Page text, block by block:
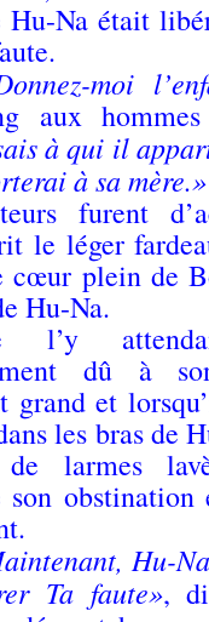
Hu-Na était
moi
aux hommes
à qui il
à sa mère.»
furent
le léger
cœur plein de
Hu-Na.
l’y
dû à
grand et
les bras de
de larmes
son obstination
Hu-
Ta faute»,